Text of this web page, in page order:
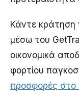
Κάντε κράτηση
μέσω του
οικονομικά
φορτίου
προσφορές στο